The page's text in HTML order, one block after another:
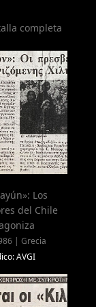
completa
Los
del Chile
| Grecia
AVGI